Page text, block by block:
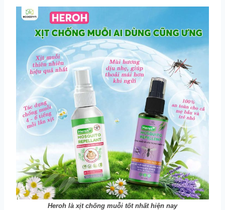
Heroh là xịt chống muỗi tốt nhất hiện nay